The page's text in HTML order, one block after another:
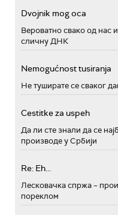
Dvojnik mog oca
Вероватно свако од нас
сличну ДНК
Nemogućnost tusiranja
Не туширате се сваког
Cestitke za uspeh
Да ли сте знали да се
производе у Србији
Re: Eh...
Лесковачка спржа –
пореклом